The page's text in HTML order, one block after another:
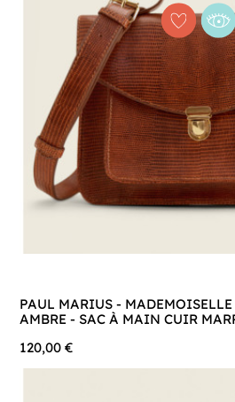
PAUL MARIUS - MADEMOISELLE
AMBRE - SAC À MAIN CUIR
120,00 €